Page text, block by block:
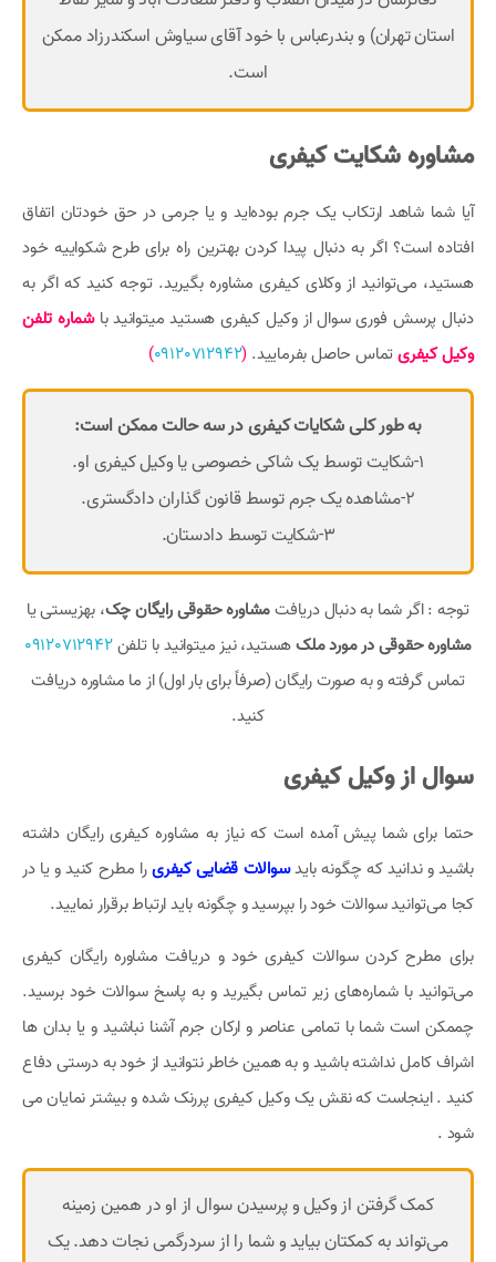
استان تهران) و بندرعباس با خود آقای سیاوش اسکندرزاد ممکن
است.
مشاوره شکایت کیفری
آیا شما شاهد ارتکاب یک جرم بوده‌اید و یا جرمی در حق خودتان اتفاق
افتاده است؟ اگر به دنبال پیدا کردن بهترین راه برای طرح شکواییه خود
هستید، می‌توانید از وکلای کیفری مشاوره بگیرید. توجه کنید که اگر به
دنبال پرسش فوری سوال از وکیل کیفری هستید میتوانید باشماره تلفن
وکیل کیفریتماس حاصل بفرمایید. (
09120712942
)
به طور کلی شکایات کیفری در سه حالت ممکن است:
۱-شکایت توسط یک شاکی خصوصی یا وکیل کیفری او.
۲-مشاهده یک جرم توسط قانون گذاران دادگستری.
۳-شکایت توسط دادستان.
توجه : اگر شما به دنبال دریافتمشاوره حقوقی رایگان چک، بهزیستی یا
مشاوره حقوقی در مورد ملکهستید، نیز میتوانید با تلفن09120712942
تماس گرفته و به صورت رایگان (صرفاً برای بار اول) از ما مشاوره دریافت
کنید.
سوال از وکیل کیفری
حتما برای شما پیش آمده است که نیاز به مشاوره کیفری رایگان داشته
باشید و ندانید که چگونه بایدسوالات قضایی کیفریرا مطرح کنید و یا در
کجا می‌توانید سوالات خود را بپرسید و چگونه باید ارتباط برقرار نمایید.
برای مطرح کردن سوالات کیفری خود و دریافت مشاوره رایگان کیفری
می‌توانید با شماره‌های زیر تماس بگیرید و به پاسخ سوالات خود برسید.
چممکن است شما با تمامی عناصر و ارکان جرم آشنا نباشید و یا بدان ها
اشراف کامل نداشته باشید و به همین خاطر نتوانید از خود به درستی دفاع
کنید . اینجاست که نقش یک وکیل کیفری پررنک شده و بیشتر نمایان می
شود .
کمک گرفتن از وکیل و پرسیدن سوال از او در همین زمینه
می‌تواند به کمکتان بیاید و شما را از سردرگمی نجات دهد. یک